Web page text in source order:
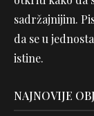
sadržajnijim.
da se u
istine.
NAJNOVIJE